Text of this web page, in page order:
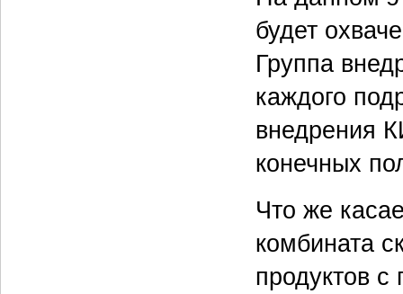
будет
Группа
каждого
внедрения
конечных
Что же
комбината
продуктов